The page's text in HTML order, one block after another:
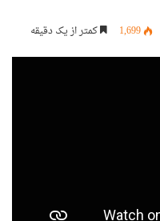
1,699 کمتر از یک دقیقه